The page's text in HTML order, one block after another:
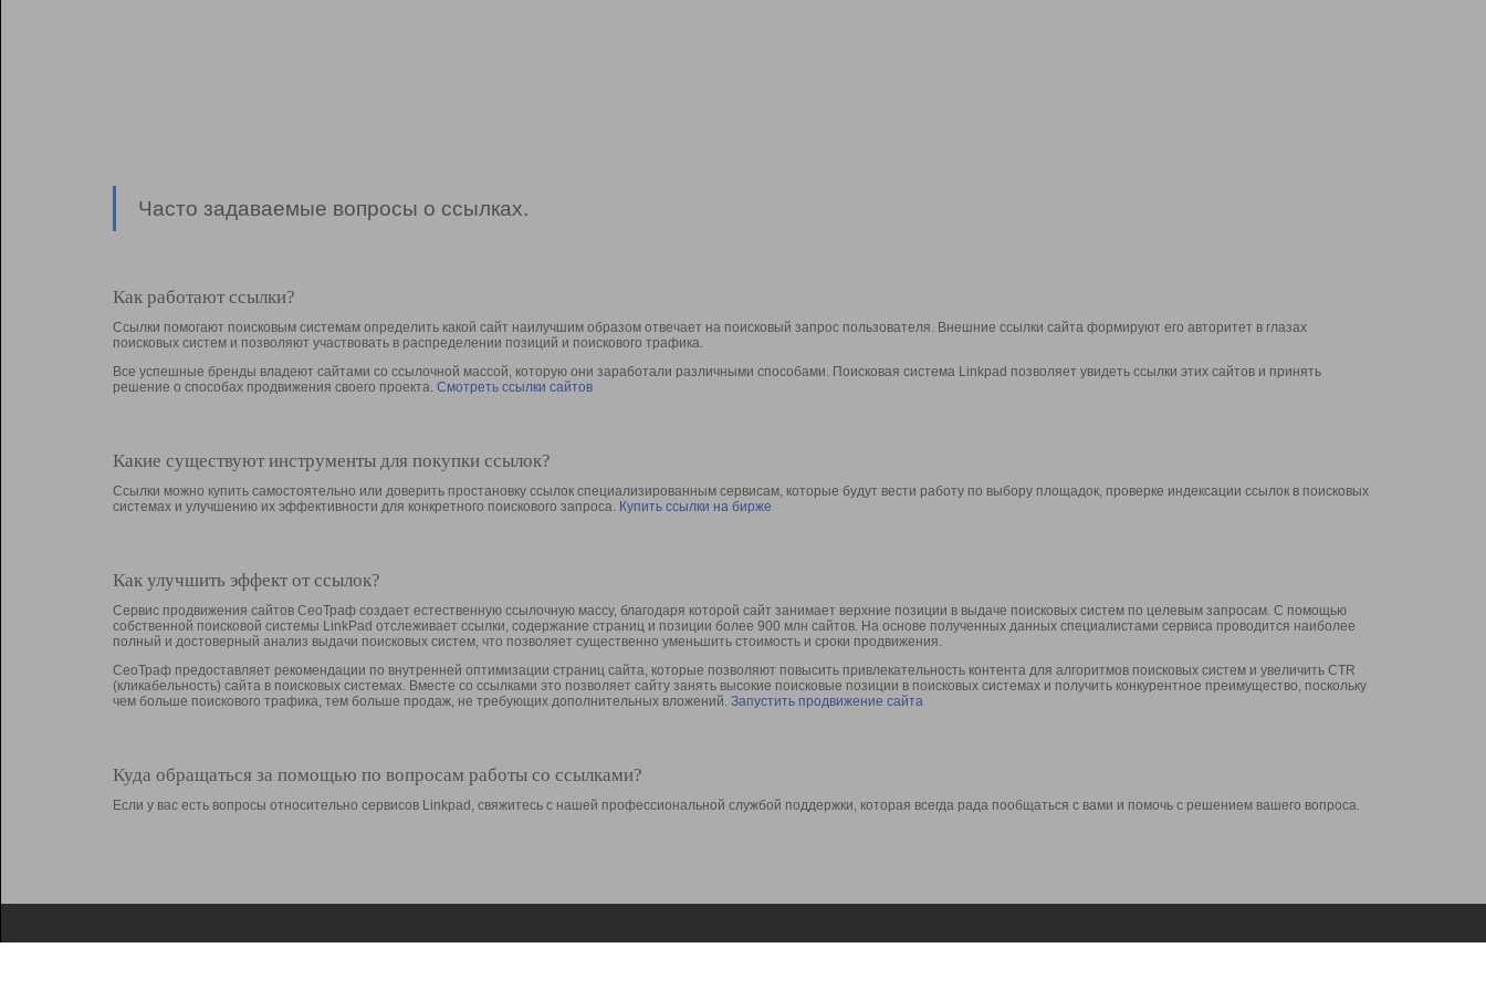
Часто задаваемые вопросы о ссылках.
Как работают ссылки?
Ссылки помогают поисковым системам определить какой сайт наилучшим образом отвечает на поисковый запрос пользователя. Внешние ссылки сайта формируют его авторитет в глазах
поисковых систем и позволяют участвовать в раcпределении позиций и поискового трафика.
Все успешные бренды владеют сайтами со ссылочной массой, которую они заработали различными способами. Поисковая система Linkpad позволяет увидеть ссылки этих сайтов и принять
решение о способах продвижения своего проекта. Смотреть ссылки сайтов
Какие существуют инструменты для покупки ссылок?
Ссылки можно купить самостоятельно или доверить простановку ссылок специализированным сервисам, которые будут вести работу по выбору площадок, проверке индексации ссылок в поисковых
системах и улучшению их эффективности для конкретного поискового запроса. Купить ссылки на бирже
Как улучшить эффект от ссылок?
Сервис продвижения сайтов СеоТраф создает естественную ссылочную массу, благодаря которой сайт занимает верхние позиции в выдаче поисковых систем по целевым запросам. С помощью
собственной поисковой системы LinkPad отслеживает ссылки, содержание страниц и позиции более 900 млн сайтов. На основе полученных данных специалистами сервиса проводится наиболее
полный и достоверный анализ выдачи поисковых систем, что позволяет существенно уменьшить стоимость и сроки продвижения.
СеоТраф предоставляет рекомендации по внутренней оптимизации страниц сайта, которые позволяют повысить привлекательность контента для алгоритмов поисковых систем и увеличить CTR
(кликабельность) сайта в поисковых системах. Вместе со ссылками это позволяет сайту занять высокие поисковые позиции в поисковых системах и получить конкурентное преимущество, поскольку
чем больше поискового трафика, тем больше продаж, не требующих дополнительных вложений. Запустить продвижение сайта
Куда обращаться за помощью по вопросам работы со ссылками?
Если у вас есть вопросы относительно сервисов Linkpad, свяжитесь с нашей профессиональной службой поддержки, которая всегда рада пообщаться с вами и помочь с решением вашего вопроса.